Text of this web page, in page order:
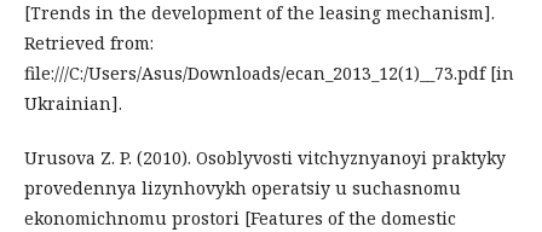
[Trends in the development of the leasing mechanism].
Retrieved from:
file:///C:/Users/Asus/Downloads/ecan_2013_12(1)__73.pdf [in
Ukrainian].
Urusova Z. P. (2010). Osoblyvosti vitchyznyanoyi praktyky
provedennya lizynhovykh operatsiy u suchasnomu
ekonomichnomu prostori [Features of the domestic